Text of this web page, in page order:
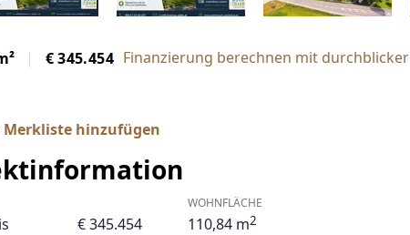
€ 345.454 Finanzierung berechnen mit durchblicker
Merkliste hinzufügen
€ 345.454
WOHNFLÄCHE
110,84 m2